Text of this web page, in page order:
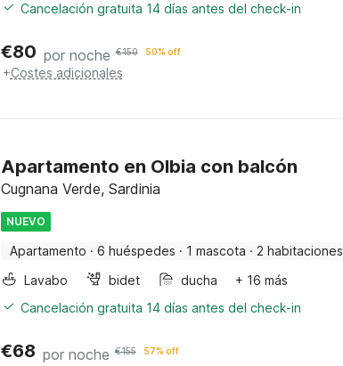
Cancelación gratuita 14 días antes del check-in
€80 por noche €150 50% off
+Costes adicionales
Apartamento en Olbia con balcón
Cugnana Verde, Sardinia
NUEVO
Apartamento · 6 huéspedes · 1 mascota · 2 habitaciones
Lavabo
bidet ducha
+ 16 más
Cancelación gratuita 14 días antes del check-in
€68 por noche €155 57% off